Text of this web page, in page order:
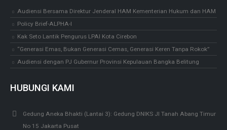
Audiensi Bersama Direktur Jenderal HAM Kementerian Hukum dan HAM
Policy Brief-ALPHA-I
Kak Seto Lantik Pengurus LPAI Kota Cirebon
“Generasi Emas, Bukan Generasi Cemas, Generasi Keren Tanpa Rokok”
Audiensi dengan PJ Gubernur Provinsi Kepulauan Bangka Belitung
HUBUNGI KAMI
Gedung Aneka Bhakti (Lantai 3): Gedung DNIKS Jl Tanah Abang Timur
No 15 Jakarta Pusat